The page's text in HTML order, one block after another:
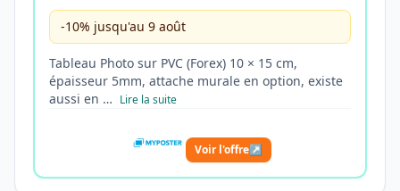
-10% jusqu'au 9 août
Tableau Photo sur PVC (Forex) 10 × 15 cm,
épaisseur 5mm, attache murale en option, existe
aussi en … Lire la suite
Voir l'offre↗